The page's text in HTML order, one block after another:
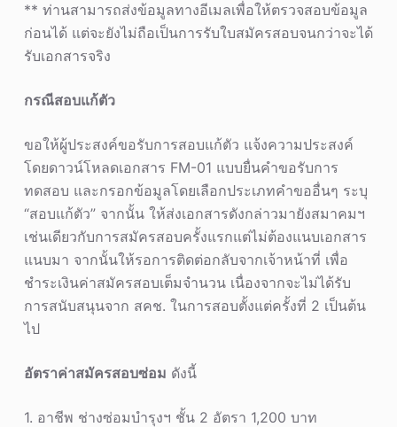
** ท่านสามารถส่งข้อมูลทางอีเมลเพื่อให้ตรวจสอบข้อมูล
ก่อนได้ แต่จะยังไม่ถือเป็นการรับใบสมัครสอบจนกว่าจะได้
รับเอกสารจริง
กรณีสอบแก้ตัว
ขอให้ผู้ประสงค์ขอรับการสอบแก้ตัว แจ้งความประสงค์
โดยดาวน์โหลดเอกสาร FM-01 แบบยื่นคำขอรับการ
ทดสอบ และกรอกข้อมูลโดยเลือกประเภทคำขออื่นๆ ระบุ
“สอบแก้ตัว” จากนั้น ให้ส่งเอกสารดังกล่าวมายังสมาคมฯ
เช่นเดียวกับการสมัครสอบครั้งแรกแต่ไม่ต้องแนบเอกสาร
แนบมา จากนั้นให้รอการติดต่อกลับจากเจ้าหน้าที่ เพื่อ
ชำระเงินค่าสมัครสอบเต็มจำนวน เนื่องจากจะไม่ได้รับ
การสนับสนุนจาก สคช. ในการสอบตั้งแต่ครั้งที่ 2 เป็นต้น
ไป
อัตราค่าสมัครสอบซ่อม ดังนี้
1. อาชีพ ช่างซ่อมบำรุงฯ ชั้น 2 อัตรา 1,200 บาท